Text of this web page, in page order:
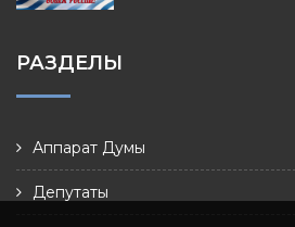
РАЗДЕЛЫ
Аппарат Думы
Депутаты